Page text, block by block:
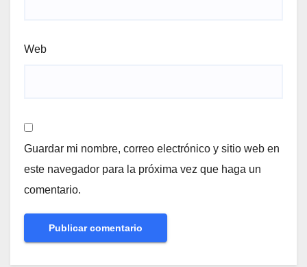
Web
Guardar mi nombre, correo electrónico y sitio web en
este navegador para la próxima vez que haga un
comentario.